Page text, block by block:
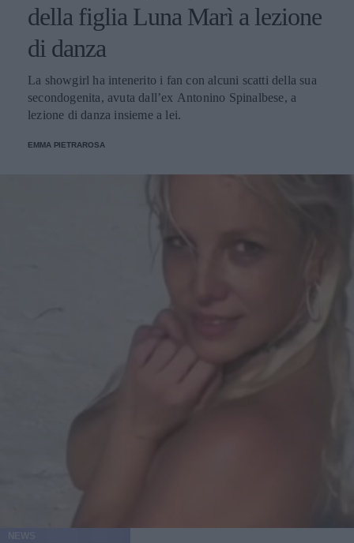
della figlia Luna Marì a lezione
di danza
La showgirl ha intenerito i fan con alcuni scatti della sua
secondogenita, avuta dall’ex Antonino Spinalbese, a
lezione di danza insieme a lei.
EMMA PIETRAROSA